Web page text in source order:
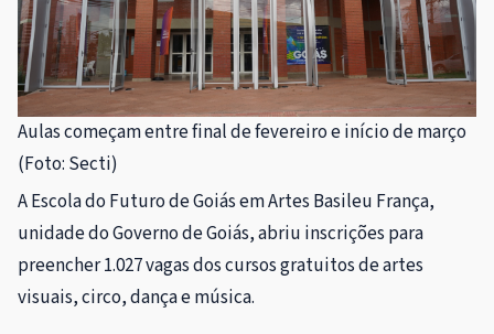
Aulas começam entre final de fevereiro e início de março
(Foto: Secti)
A Escola do Futuro de Goiás em Artes Basileu França,
unidade do Governo de Goiás, abriu inscrições para
preencher 1.027 vagas dos cursos gratuitos de artes
visuais, circo, dança e música.